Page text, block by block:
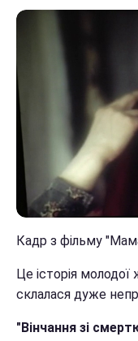
Кадр з фільму
Це історія молодої
склалася дуже
"Вінчання зі